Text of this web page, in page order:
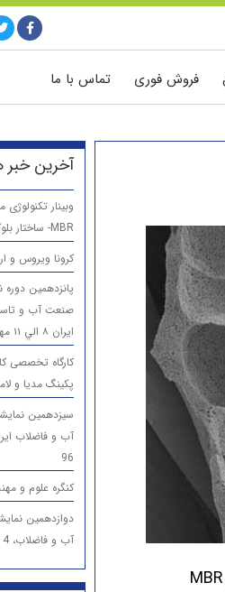
فروش فوری تماس با ما
آخرین خبر
وبینار تکنولوژی
MBR- ساختار بلوکی
کرونا ویروس و
پانزدهمين دوره
صنعت آب و
ایران ۸ الي ۱۱ مهر ۱۳۹۸
کارگاه تخصصی
پکینگ مدیا و
سیزدهمین
96
کنگره علوم و
دوازدهمین
آب و فاضلاب، 4 الی 7 مهر ماه 95